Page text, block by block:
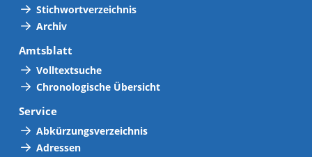
Stichwortverzeichnis
Archiv
Amtsblatt
Volltextsuche
Chronologische Übersicht
Service
Abkürzungsverzeichnis
Adressen